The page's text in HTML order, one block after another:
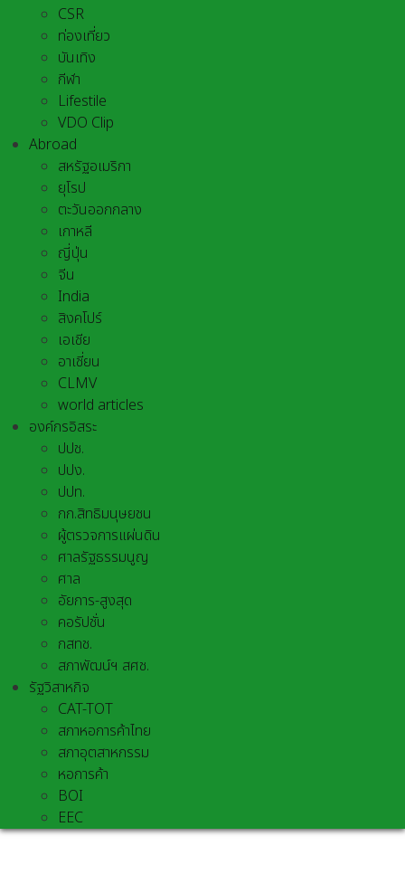
CSR
ท่องเที่ยว
บันเทิง
กีฬา
Lifestile
VDO Clip
Abroad
สหรัฐอเมริกา
ยุโรป
ตะวันออกกลาง
เกาหลี
ญี่ปุ่น
จีน
India
สิงคโปร์
เอเชีย
อาเชี่ยน
CLMV
world articles
องค์กรอิสระ
ปปช.
ปปง.
ปปท.
กก.สิทธิมนุษยชน
ผู้ตรวจการแผ่นดิน
ศาลรัฐธรรมนูญ
ศาล
อัยการ-สูงสุด
คอรัปชั่น
กสทช.
สภาพัฒน์ฯ สศช.
รัฐวิสาหกิจ
CAT-TOT
สภาหอการค้าไทย
สภาอุตสาหกรรม
หอการค้า
BOI
EEC